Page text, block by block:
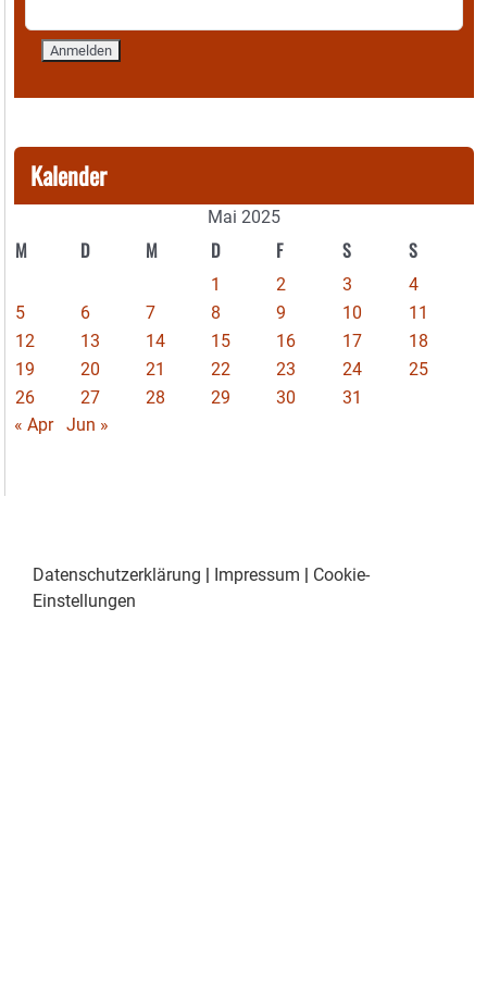
Kalender
Mai 2025
M D M D F S S
1 2 3
4
5
6 7 8 9 10
11
12
13 14 15 16 17
18
19
20 21 22 23 24
25
26
27 28 29 30
31
« Apr
Jun »
Datenschutzerklärung | Impressum | Cookie-
Einstellungen